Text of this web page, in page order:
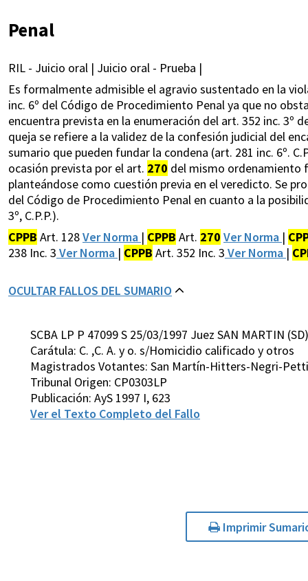
Penal
RIL - Juicio oral | Juicio oral - Prueba |
Es formalmente admisible el agravio sustentado en la
inc. 6º del Código de Procedimiento Penal ya que no
encuentra prevista en la enumeración del art. 352 inc. 3º
queja se refiere a la validez de la confesión judicial del
sumario que pueden fundar la condena (art. 281 inc. 6º.
ocasión prevista por el art. 270 del mismo ordenamiento
planteándose como cuestión previa en el veredicto. Se
del Código de Procedimiento Penal en cuanto a la
3º, C.P.P.).
CPPB Art. 128Ver Norma | CPPB Art. 270 Ver Norma |
238 Inc. 3 Ver Norma | CPPB Art. 352 Inc. 3 Ver Norma |
OCULTAR FALLOS DEL SUMARIO
SCBA LP P 47099 S 25/03/1997 Juez SAN MARTIN (SD)
Carátula: C. ,C. A. y o. s/Homicidio calificado y otros
Magistrados Votantes: San Martín-Hitters-Negri-
Tribunal Origen: CP0303LP
Publicación: AyS 1997 I, 623
Ver el Texto Completo del Fallo
Imprimir